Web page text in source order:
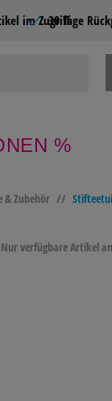
im Zugriff
30 Tage
%
& Zubehör //
Nur verfügbare Artikel